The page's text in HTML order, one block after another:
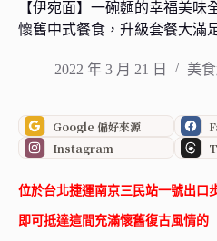
【伊宛面】一碗麵的幸福美味
懷舊中式餐食，升級套餐大滿
2022 年 3 月 21 日 美
Google 偏好來源
Instagram
位於台北捷運南京三民站一號出口
即可抵達這間充滿懷舊復古風情的